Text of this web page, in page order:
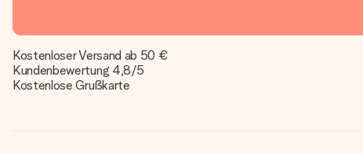
Kostenloser Versand ab 50 €
Kundenbewertung 4,8/5
Kostenlose Grußkarte